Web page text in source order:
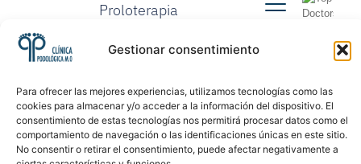
Gestionar consentimiento
Para ofrecer las mejores experiencias, utilizamos tecnologías como las
cookies para almacenar y/o acceder a la información del dispositivo. El
consentimiento de estas tecnologías nos permitirá procesar datos como el
comportamiento de navegación o las identificaciones únicas en este sitio.
No consentir o retirar el consentimiento, puede afectar negativamente a
Proloterapia
©2026. Todos los
Política de Privacidad